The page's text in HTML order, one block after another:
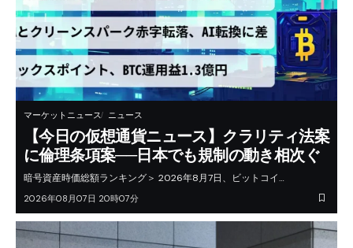
マーケットニュース ニュース
【今日の仮想通貨ニュース】クラリティ法案
に倫理条項案──日本でも規制の動き相次ぐ
暗号資産時価総額ランキング＞ 2026年8月7日、ビットコイ…
2026年08月07日 20時07分